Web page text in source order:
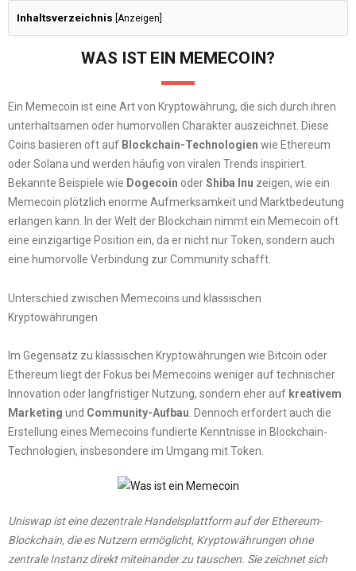
Inhaltsverzeichnis Anzeigen
WAS IST EIN MEMECOIN?
Ein Memecoin ist eine Art von Kryptowährung, die sich durch ihren
unterhaltsamen oder humorvollen Charakter auszeichnet. Diese
Coins basieren oft auf Blockchain-Technologien wie Ethereum
oder Solana und werden häufig von viralen Trends inspiriert.
Bekannte Beispiele wie Dogecoin oderShiba Inu zeigen, wie ein
Memecoin plötzlich enorme Aufmerksamkeit und Marktbedeutung
erlangen kann. In der Welt der Blockchain nimmt ein Memecoin oft
eine einzigartige Position ein, da er nicht nur Token, sondern auch
eine humorvolle Verbindung zur Community schafft.
Unterschied zwischen Memecoins und klassischen
Kryptowährungen
Im Gegensatz zu klassischen Kryptowährungen wie Bitcoin oder
Ethereum liegt der Fokus bei Memecoins weniger auf technischer
Innovation oder langfristiger Nutzung, sondern eher auf kreativem
Marketing und Community-Aufbau . Dennoch erfordert auch die
Erstellung eines Memecoins fundierte Kenntnisse in Blockchain-
Technologien, insbesondere im Umgang mit Token.
Uniswap ist eine dezentrale Handelsplattform auf der Ethereum-
Blockchain, die es Nutzern ermöglicht, Kryptowährungen ohne
zentrale Instanz direkt miteinander zu tauschen. Sie zeichnet sich